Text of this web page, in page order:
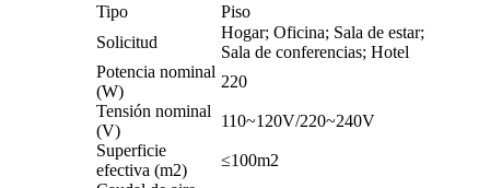
Tipo
Piso
Solicitud
Hogar; Oficina; Sala de estar;
Sala de conferencias; Hotel
Potencia nominal
(W)
220
Tensión nominal
(V)
110~120V/220~240V
Superficie
efectiva (m2)
≤100m2